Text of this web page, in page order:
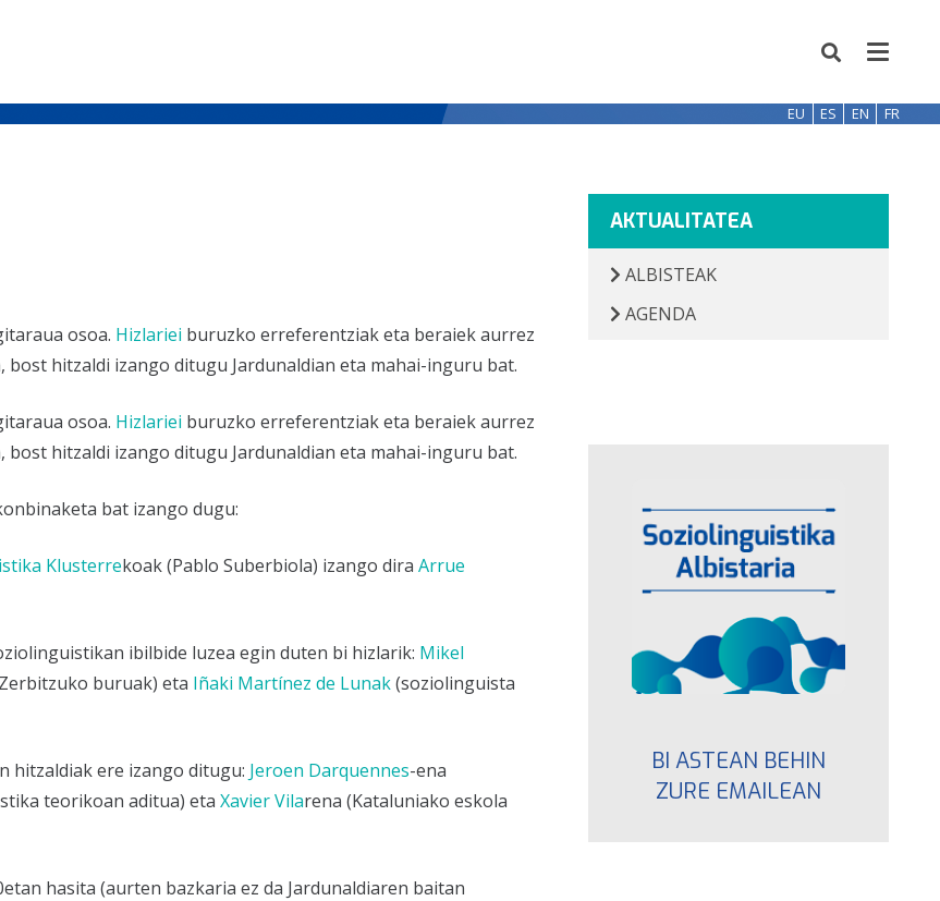
EU ES EN FR
osoa. Hizlariei buruzko erreferentziak eta beraiek aurrez
hitzaldi izango ditugu Jardunaldian eta mahai-inguru bat.
osoa. Hizlariei buruzko erreferentziak eta beraiek aurrez
hitzaldi izango ditugu Jardunaldian eta mahai-inguru bat.
bat izango dugu:
Klusterrekoak (Pablo Suberbiola) izango dira Arrue
ibilbide luzea egin duten bi hizlarik: Mikel
buruak) eta Iñaki Martínez de Lunak(soziolinguista
hitzaldiak ere izango ditugu: Jeroen Darquennes-ena
teorikoan aditua) eta Xavier Vilarena (Kataluniako eskola
hasita (aurten bazkaria ez da Jardunaldiaren baitan
AKTUALITATEA
ALBISTEAK
AGENDA
BI ASTEAN BEHIN
ZURE EMAILEAN